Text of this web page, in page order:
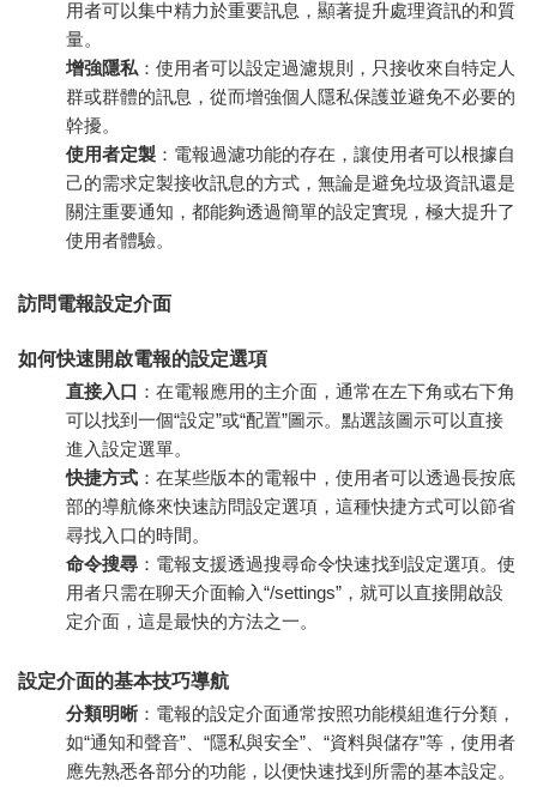
用者可以集中精力於重要訊息，顯著提升處理資訊的和質
量。
增強隱私 ：使用者可以設定過濾規則，只接收來自特定人
群或群體的訊息，從而增強個人隱私保護並避免不必要的
幹擾。
使用者定製 ：電報過濾功能的存在，讓使用者可以根據自
己的需求定製接收訊息的方式，無論是避免垃圾資訊還是
關注重要通知，都能夠透過簡單的設定實現，極大提升了
使用者體驗。
訪問電報設定介面
如何快速開啟電報的設定選項
直接入口 ：在電報應用的主介面，通常在左下角或右下角
可以找到一個“設定”或“配置”圖示。點選該圖示可以直接
進入設定選單。
快捷方式 ：在某些版本的電報中，使用者可以透過長按底
部的導航條來快速訪問設定選項，這種快捷方式可以節省
尋找入口的時間。
命令搜尋 ：電報支援透過搜尋命令快速找到設定選項。使
用者只需在聊天介面輸入“/settings”，就可以直接開啟設
定介面，這是最快的方法之一。
設定介面的基本技巧導航
分類明晰 ：電報的設定介面通常按照功能模組進行分類，
如“通知和聲音”、“隱私與安全”、“資料與儲存”等，使用者
應先熟悉各部分的功能，以便快速找到所需的基本設定。